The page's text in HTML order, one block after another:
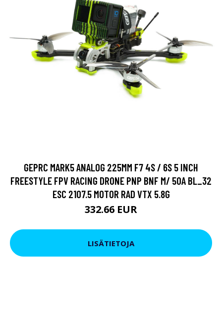
GEPRC MARK5 ANALOG 225MM F7 4S / 6S 5 INCH
FREESTYLE FPV RACING DRONE PNP BNF M/ 50A BL_32
ESC 2107.5 MOTOR RAD VTX 5.8G
332.66 EUR
LISÄTIETOJA